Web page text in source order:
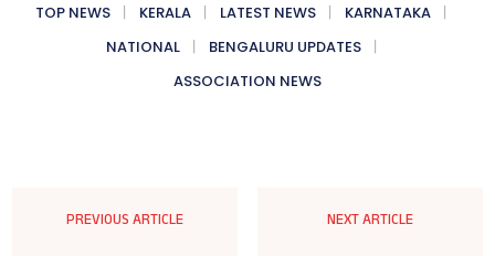
TOP NEWS KERALA LATEST NEWS
KARNATAKA
NATIONAL
BENGALURU UPDATES
ASSOCIATION NEWS
PREVIOUS ARTICLE NEXT ARTICLE